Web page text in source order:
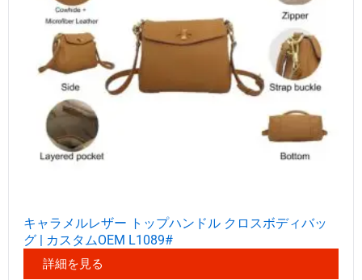
キャラメルレザー トップハンドル クロスボディバッ
グ | カスタムOEM L1089#
詳細を見る